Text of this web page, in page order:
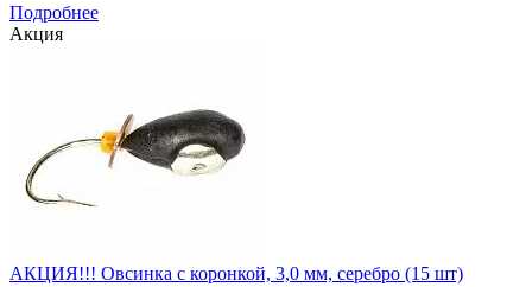
Подробнее
Акция
АКЦИЯ!!! Овсинка с коронкой, 3,0 мм, серебро (15 шт)